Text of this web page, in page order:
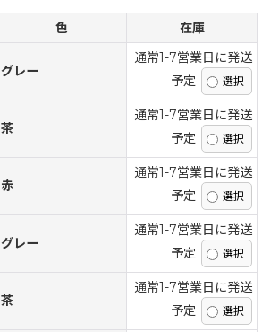
色 在庫
グレー
通常1-7営業日に発送
予定
茶
通常1-7営業日に発送
予定
赤
通常1-7営業日に発送
予定
グレー
通常1-7営業日に発送
予定
茶
通常1-7営業日に発送
予定